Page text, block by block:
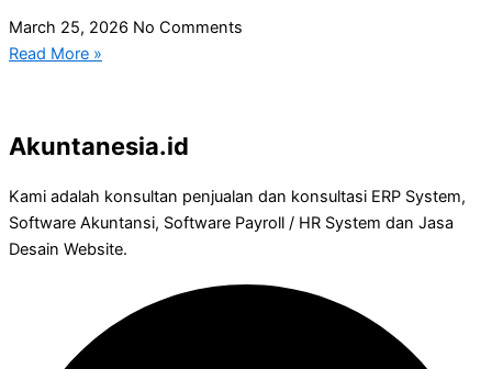
March 25, 2026 No Comments
Read More »
Akuntanesia.id
Kami adalah konsultan penjualan dan konsultasi ERP System,
Software Akuntansi, Software Payroll / HR System dan Jasa
Desain Website.